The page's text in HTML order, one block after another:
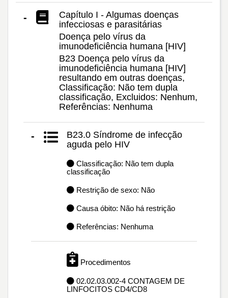
-
Capítulo I - Algumas doenças
infecciosas e parasitárias
Doença pelo vírus da
imunodeficiência humana [HIV]
B23 Doença pelo vírus da
imunodeficiência humana [HIV]
resultando em outras doenças,
Classificação: Não tem dupla
classificação, Excluidos: Nenhum,
Referências: Nenhuma
-
B23.0 Síndrome de infecção
aguda pelo HIV
Classificação: Não tem dupla
classificação
Restrição de sexo: Não
Causa óbito: Não há restrição
Referências: Nenhuma
Procedimentos
02.02.03.002-4 CONTAGEM DE
LINFOCITOS CD4/CD8